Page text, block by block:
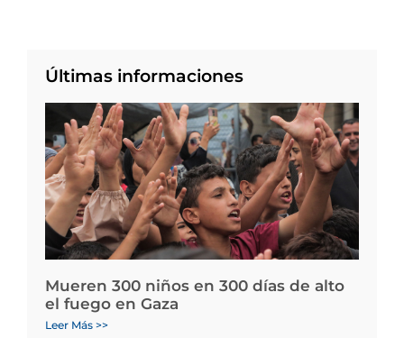
Últimas informaciones
Mueren 300 niños en 300 días de alto
el fuego en Gaza
Leer Más >>